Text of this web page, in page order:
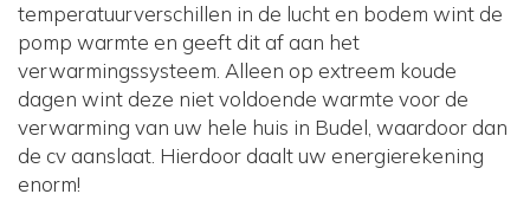
temperatuurverschillen in de lucht en bodem wint de
pomp warmte en geeft dit af aan het
verwarmingssysteem. Alleen op extreem koude
dagen wint deze niet voldoende warmte voor de
verwarming van uw hele huis in Budel, waardoor dan
de cv aanslaat. Hierdoor daalt uw energierekening
enorm!